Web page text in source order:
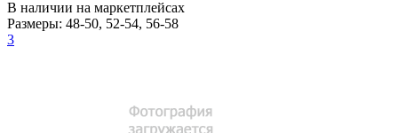
В наличии на маркетплейсах
Размеры: 48-50, 52-54, 56-58
3